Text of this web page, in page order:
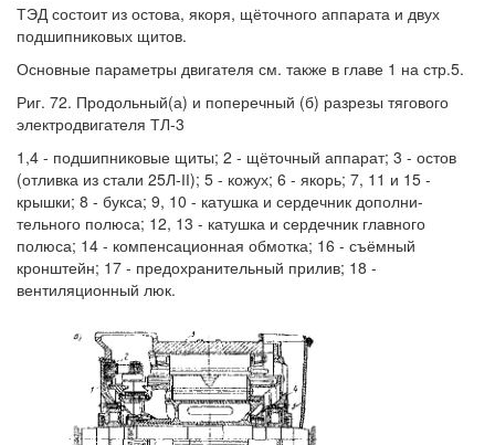
ТЭД состоит из остова, якоря, щёточного аппарата и двух
подшипниковых щитов.
Основные параметры двигателя см. также в главе 1 на стр.5.
Риг. 72. Продольный(а) и поперечный (б) разрезы тягового
электродвигателя ТЛ-3
1,4 - подшипниковые щиты; 2 - щёточный аппарат; 3 - остов
(отливка из стали 25Л-ІІ); 5 - кожух; 6 - якорь; 7, 11 и 15 -
крышки; 8 - букса; 9, 10 - катушка и сердечник дополни-
тельного полюса; 12, 13 - катушка и сердечник главного
полюса; 14 - компенсационная обмотка; 16 - съёмный
кронштейн; 17 - предохранительный прилив; 18 -
вентиляционный люк.